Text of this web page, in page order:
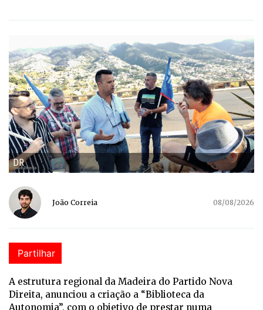
DR
João Correia 08/08/2026
Partilhar
A estrutura regional da Madeira do Partido Nova
Direita, anunciou a criação a “Biblioteca da
Autonomia”, com o objetivo de prestar numa